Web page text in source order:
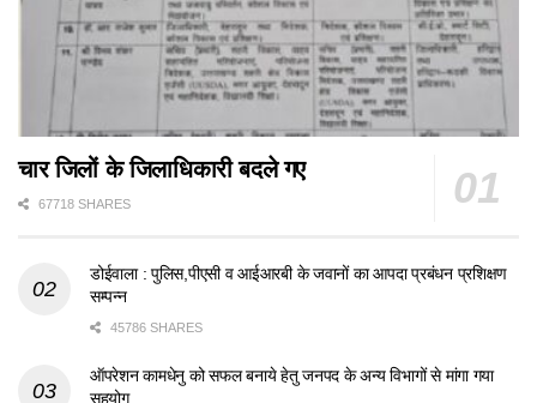
चार जिलों के जिलाधिकारी बदले गए
67718 SHARES
डोईवाला : पुलिस,पीएसी व आईआरबी के जवानों का आपदा प्रबंधन प्रशिक्षण
सम्पन्न
45786 SHARES
ऑपरेशन कामधेनु को सफल बनाये हेतु जनपद के अन्य विभागों से मांगा गया
सहयोग